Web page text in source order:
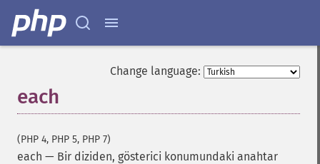
Change language:
each
(PHP 4, PHP 5, PHP 7)
each — Bir diziden, gösterici konumundaki anahtar